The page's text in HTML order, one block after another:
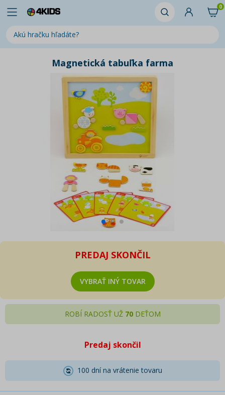
0
Magnetická tabuľka farma
PREDAJ SKONČIL
VYBRAŤ INÝ TOVAR
ROBÍ RADOSŤ UŽ 70DEŤOM
Predaj skončil
100 dní na vrátenie tovaru